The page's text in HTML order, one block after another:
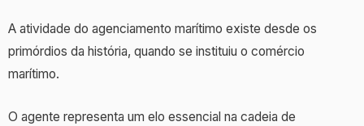
A atividade do agenciamento marítimo existe desde os
primórdios da história, quando se instituiu o comércio
marítimo.
O agente representa um elo essencial na cadeia de